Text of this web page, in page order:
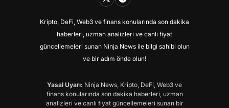
Kripto, DeFi, Web3 ve finans konularında son dakika
haberleri, uzman analizleri ve canlı fiyat
güncellemeleri sunan Ninja News ile bilgi sahibi olun
ve bir adım önde olun!
Yasal Uyarı: Ninja News, Kripto, DeFi, Web3 ve
finans konularında son dakika haberleri, uzman
analizleri ve canlı fiyat güncellemeleri sunan bir